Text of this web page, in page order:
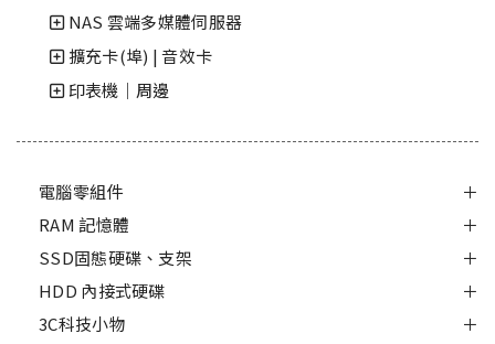
NAS 雲端多媒體伺服器
擴充卡(埠) | 音效卡
印表機｜周邊
電腦零組件
RAM 記憶體
SSD固態硬碟、支架
HDD 內接式硬碟
3C科技小物